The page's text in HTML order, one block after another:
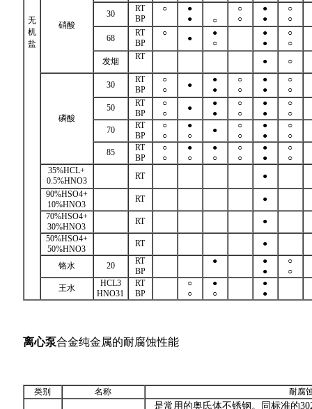
无
机
盐
硝酸
30
RT
BP
○
●
●
○
○
○
●
●
○
○
68
RT
BP
○
●
●
○
●
●
○
○
发烟
RT ● ○
磷酸
30
RT
BP
○
○
●
●
●
○
○
●
●
○
○
50
RT
BP
○
○
●
●
●
○
○
●
●
○
○
70
RT
BP
○
○
●
○
●
○
○
●
●
○
○
85
RT
BP
○
○
●
○
●
○
○
○
●
●
○
○
35%HCL+
0.5%HNO3
RT
●
90%HSO4+
10%HNO3
RT
●
70%HSO4+
30%HNO3
RT
●
50%HSO4+
50%HNO3
RT ●
铬水 20
RT
BP
●
●
●
○
○
王水
HCL3
HNO31
RT
BP
○
○
●
○
●
●
离心泵合金纯金属的耐腐蚀性能
类别 名称 耐腐
是常用的奥氏体不锈钢。同标准的